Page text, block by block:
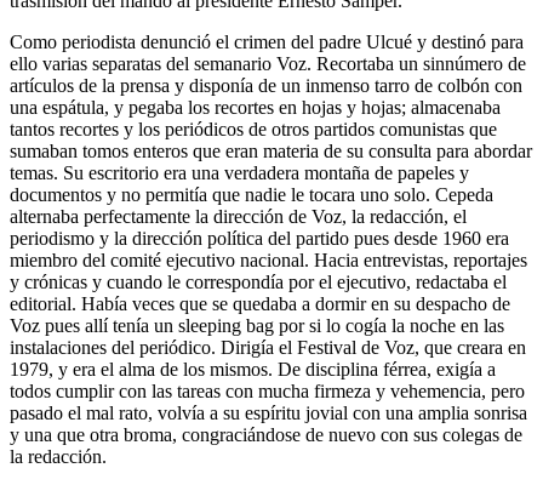
Como periodista denunció el crimen del padre Ulcué y destinó para
ello varias separatas del semanario Voz. Recortaba un sinnúmero de
artículos de la prensa y disponía de un inmenso tarro de colbón con
una espátula, y pegaba los recortes en hojas y hojas; almacenaba
tantos recortes y los periódicos de otros partidos comunistas que
sumaban tomos enteros que eran materia de su consulta para abordar
temas. Su escritorio era una verdadera montaña de papeles y
documentos y no permitía que nadie le tocara uno solo. Cepeda
alternaba perfectamente la dirección de Voz, la redacción, el
periodismo y la dirección política del partido pues desde 1960 era
miembro del comité ejecutivo nacional. Hacia entrevistas, reportajes
y crónicas y cuando le correspondía por el ejecutivo, redactaba el
editorial. Había veces que se quedaba a dormir en su despacho de
Voz pues allí tenía un sleeping bag por si lo cogía la noche en las
instalaciones del periódico. Dirigía el Festival de Voz, que creara en
1979, y era el alma de los mismos. De disciplina férrea, exigía a
todos cumplir con las tareas con mucha firmeza y vehemencia, pero
pasado el mal rato, volvía a su espíritu jovial con una amplia sonrisa
y una que otra broma, congraciándose de nuevo con sus colegas de
la redacción.